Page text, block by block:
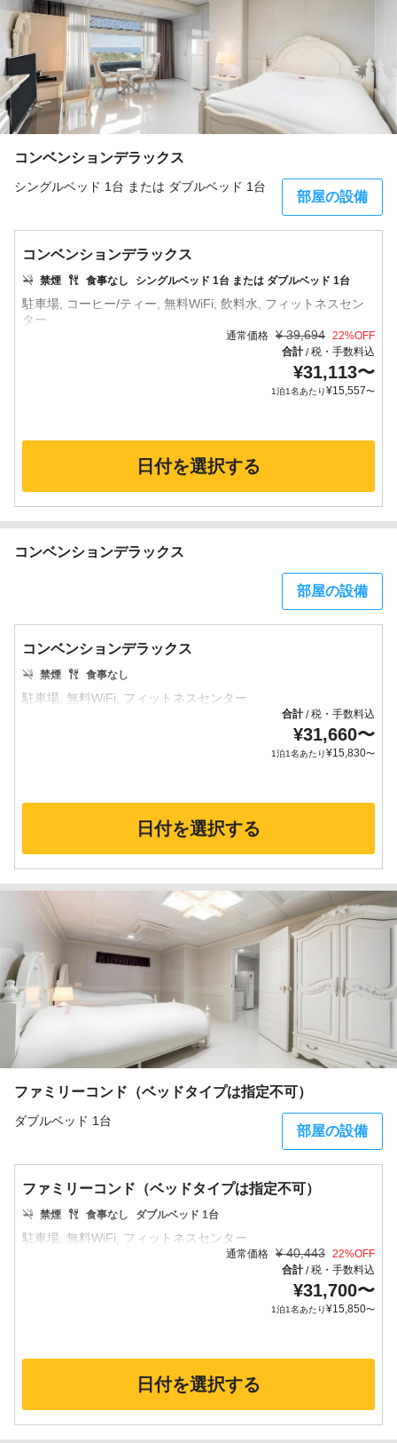
コンベンションデラックス
シングルベッド 1台 または ダブルベッド 1台
部屋の設備
コンベンションデラックス
禁煙 食事なし シングルベッド 1台 または ダブルベッド 1台
駐車場, コーヒー/ティー, 無料WiFi, 飲料水, フィットネスセン
通常価格 ¥ 39,694 22%OFF
合計/税・手数料込
¥31,113〜
1泊1名あたり¥15,557〜
日付を選択する
コンベンションデラックス
部屋の設備
コンベンションデラックス
禁煙 食事なし
合計/税・手数料込
¥31,660〜
1泊1名あたり¥15,830〜
日付を選択する
ファミリーコンド（ベッドタイプは指定不可）
ダブルベッド 1台
部屋の設備
ファミリーコンド（ベッドタイプは指定不可）
禁煙 食事なし ダブルベッド 1台
通常価格 ¥ 40,443 22%OFF
合計/税・手数料込
¥31,700〜
1泊1名あたり¥15,850〜
日付を選択する